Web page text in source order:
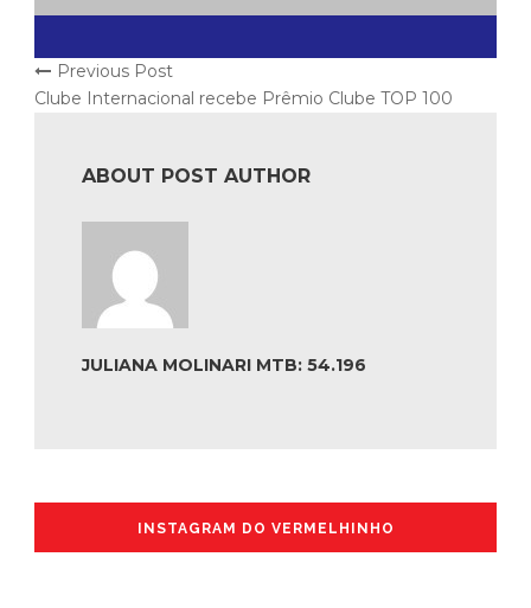
Previous Post
Clube Internacional recebe Prêmio Clube TOP 100
ABOUT POST AUTHOR
JULIANA MOLINARI MTB: 54.196
INSTAGRAM DO VERMELHINHO